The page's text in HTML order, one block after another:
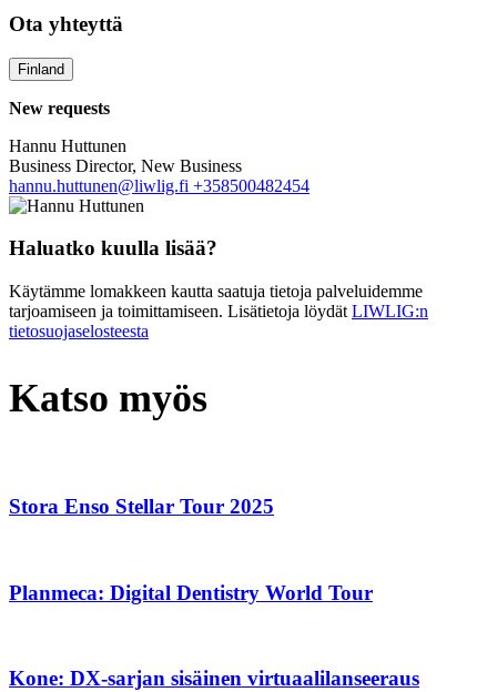
Ota yhteyttä
Finland
New requests
Hannu Huttunen
Business Director, New Business
hannu.huttunen@liwlig.fi +358500482454
Haluatko kuulla lisää?
Käytämme lomakkeen kautta saatuja tietoja palveluidemme
tarjoamiseen ja toimittamiseen. Lisätietoja löydät LIWLIG:n
tietosuojaselosteesta
Katso myös
Stora Enso Stellar Tour 2025
Planmeca: Digital Dentistry World Tour
Kone: DX-sarjan sisäinen virtuaalilanseeraus